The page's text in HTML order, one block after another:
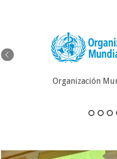
Organización